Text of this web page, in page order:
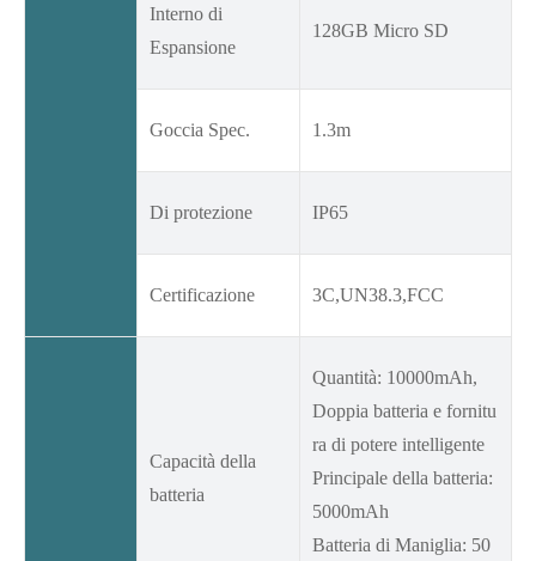
Interno di
Espansione
128GB Micro SD
Goccia Spec. 1.3m
Di protezione IP65
Certificazione 3C,UN38.3,FCC
Capacità della
batteria
Quantità: 10000mAh,
Doppia batteria e fornitu
ra di potere intelligente
Principale della batteria:
5000mAh
Batteria di Maniglia: 50